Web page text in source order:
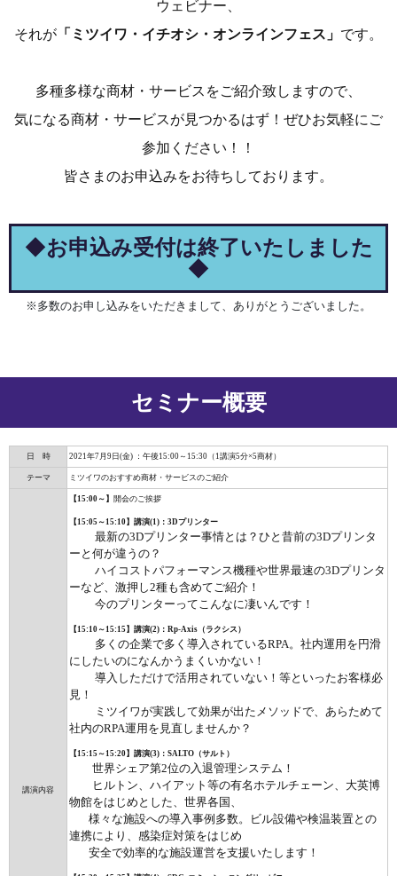
ウェビナー、
それが 「ミツイワ・イチオシ・オンラインフェス」 です。
多種多様な商材・サービスをご紹介致しますので、
気になる商材・サービスが見つかるはず！ぜひお気軽にご
参加ください！！
皆さまのお申込みをお待ちしております。
◆お申込み受付は終了いたしました
◆
※多数のお申し込みをいただきまして、ありがとうございました。
セミナー概要
日 時 2021年7月9日(金) ：午後15:00～15:30（1講演5分×5商材）
テーマ ミツイワのおすすめ商材・サービスのご紹介
講演内容
【15:00～】 開会のご挨拶
【15:05～15:10】講演(1)：3Dプリンター
最新の3Dプリンター事情とは？ひと昔前の3Dプリンタ
ーと何が違うの？
ハイコストパフォーマンス機種や世界最速の3Dプリンタ
ーなど、激押し2種も含めてご紹介！
今のプリンターってこんなに凄いんです！
【15:10～15:15】講演(2)：Rp-Axis（ラクシス）
多くの企業で多く導入されているRPA。社内運用を円滑
にしたいのになんかうまくいかない！
導入しただけで活用されていない！等といったお客様必
見！
ミツイワが実践して効果が出たメソッドで、あらためて
社内のRPA運用を見直しませんか？
【15:15～15:20】講演(3)：SALTO（サルト）
世界シェア第2位の入退管理システム！
ヒルトン、ハイアット等の有名ホテルチェーン、大英博
物館をはじめとした、世界各国、
様々な施設への導入事例多数。ビル設備や検温装置との
連携により、感染症対策をはじめ
安全で効率的な施設運営を支援いたします！